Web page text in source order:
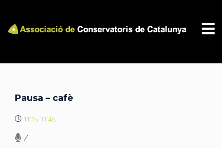
Pausa – cafè
11:15-11:45
/